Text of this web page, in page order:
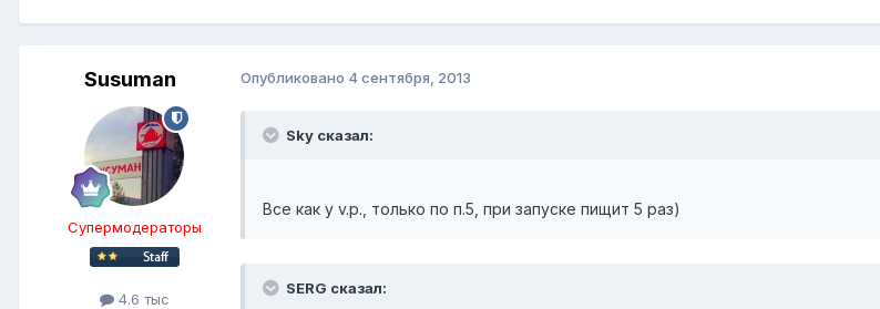
Susuman
Супермодераторы
4.6 тыс
Опубликовано 4 сентября, 2013
Sky сказал:
Все как у v.p., только по п.5, при запуске пищит 5 раз)
SERG сказал: